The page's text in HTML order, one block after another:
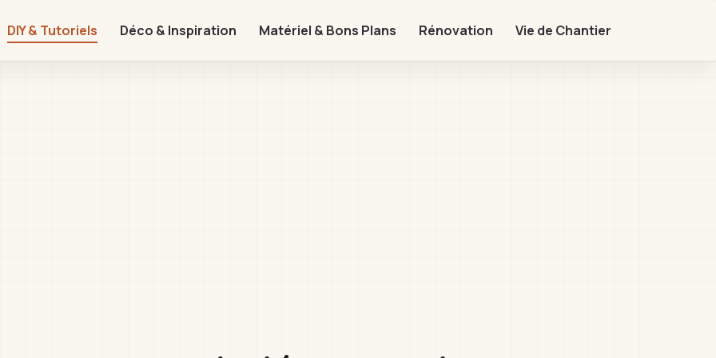
DIY & Tutoriels Déco & Inspiration Matériel & Bons Plans Rénovation Vie de Chantier